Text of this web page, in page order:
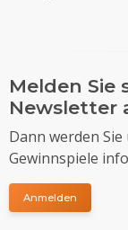
Melden Sie
Newsletter
Dann werden
Gewinnspiele
Anmelden